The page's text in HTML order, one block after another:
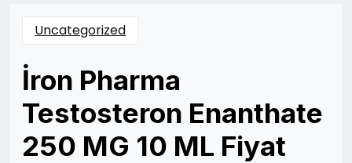
Uncategorized
İron Pharma
Testosteron Enanthate
250 MG 10 ML Fiyat